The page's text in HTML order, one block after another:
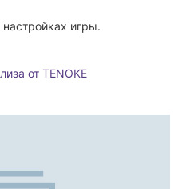
игры.
от TENOKE